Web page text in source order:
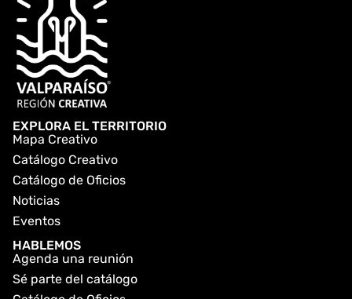
EXPLORA EL TERRITORIO
Mapa Creativo
Catálogo Creativo
Catálogo de Oficios
Noticias
Eventos
HABLEMOS
Agenda una reunión
Sé parte del catálogo